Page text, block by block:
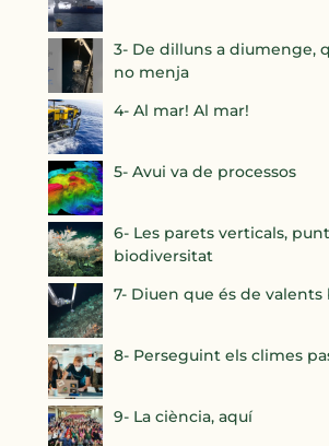
3- De dilluns a diumenge,
no menja
4- Al mar! Al mar!
5- Avui va de processos
6- Les parets verticals,
biodiversitat
7- Diuen que és de valents
8- Perseguint els climes
9- La ciència, aquí